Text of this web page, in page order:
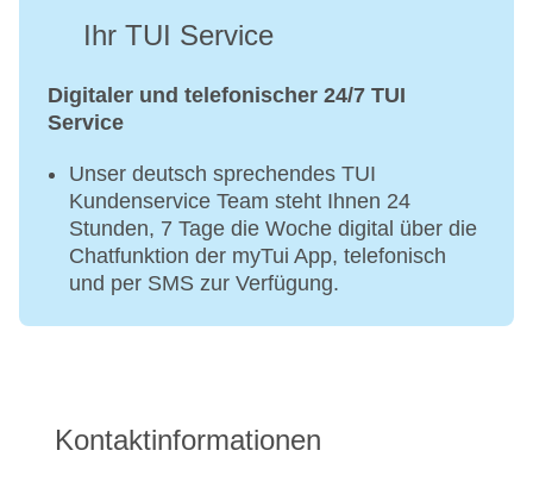
Ihr TUI Service
Digitaler und telefonischer 24/7 TUI
Service
Unser deutsch sprechendes TUI
Kundenservice Team steht Ihnen 24
Stunden, 7 Tage die Woche digital über die
Chatfunktion der myTui App, telefonisch
und per SMS zur Verfügung.
Kontaktinformationen